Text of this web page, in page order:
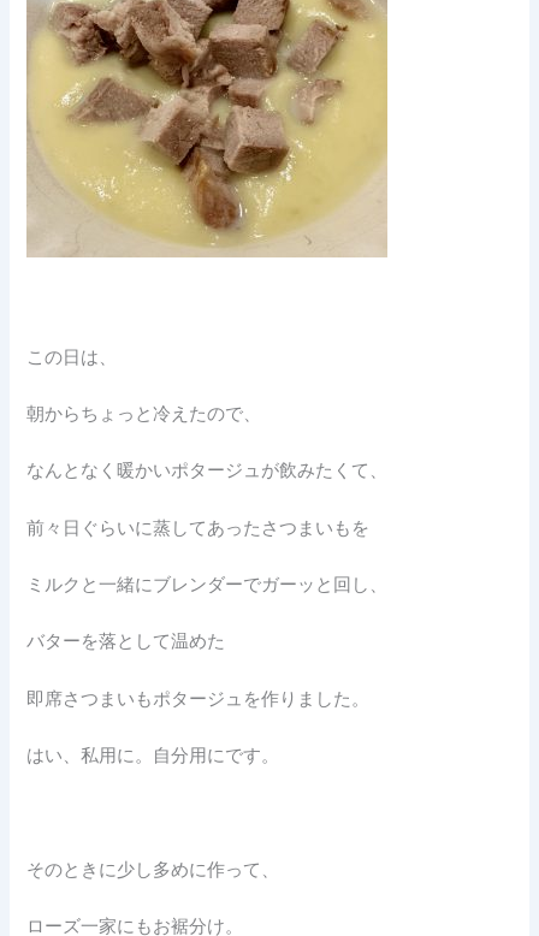
この日は、
朝からちょっと冷えたので、
なんとなく暖かいポタージュが飲みたくて、
前々日ぐらいに蒸してあったさつまいもを
ミルクと一緒にブレンダーでガーッと回し、
バターを落として温めた
即席さつまいもポタージュを作りました。
はい、私用に。自分用にです。
そのときに少し多めに作って、
ローズ一家にもお裾分け。